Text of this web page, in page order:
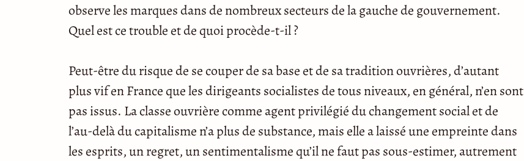
observe les marques dans de nombreux secteurs de la gauche de gouvernement.
Quel est ce trouble et de quoi procède-t-il ?
Peut-être du risque de se couper de sa base et de sa tradition ouvrières, d’autant
plus vif en France que les dirigeants socialistes de tous niveaux, en général, n’en sont
pas issus. La classe ouvrière comme agent privilégié du changement social et de
l’au-delà du capitalisme n’a plus de substance, mais elle a laissé une empreinte dans
les esprits, un regret, un sentimentalisme qu’il ne faut pas sous-estimer, autrement